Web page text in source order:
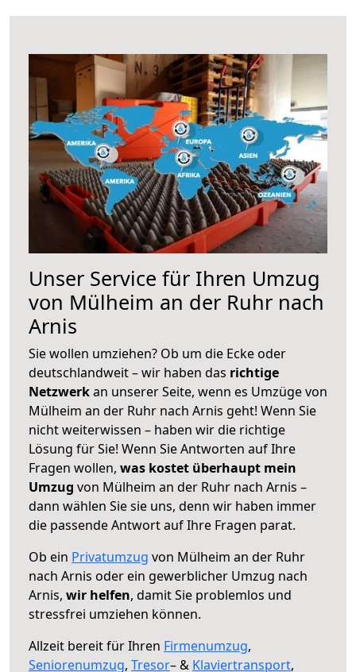
Unser Service für Ihren Umzug
von Mülheim an der Ruhr nach
Arnis
Sie wollen umziehen? Ob um die Ecke oder
deutschlandweit – wir haben das richtige
Netzwerkan unserer Seite, wenn es Umzüge von
Mülheim an der Ruhr nach Arnis geht! Wenn Sie
nicht weiterwissen – haben wir die richtige
Lösung für Sie! Wenn Sie Antworten auf Ihre
Fragen wollen, was kostet überhaupt mein
Umzug von Mülheim an der Ruhr nach Arnis –
dann wählen Sie sie uns, denn wir haben immer
die passende Antwort auf Ihre Fragen parat.
Ob ein Privatumzug von Mülheim an der Ruhr
nach Arnis oder ein gewerblicher Umzug nach
Arnis, wir helfen, damit Sie problemlos und
stressfrei umziehen können.
Allzeit bereit für Ihren Firmenumzug,
Seniorenumzug, Tresor– & Klaviertransport,